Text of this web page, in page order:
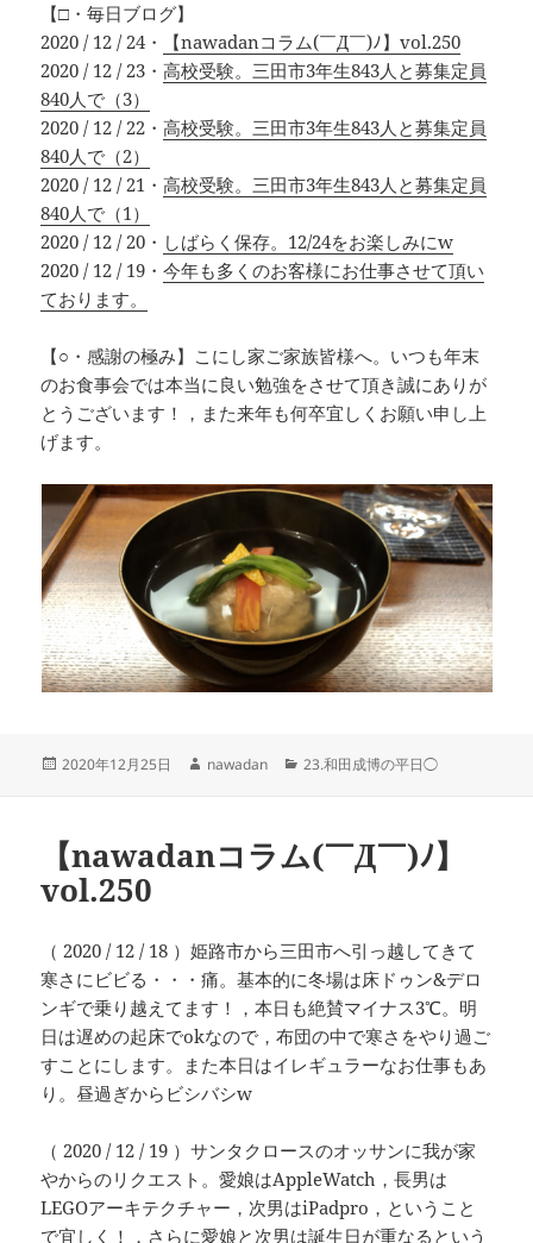
【□・毎日ブログ】
2020 / 12 / 24・
【nawadanコラム(￣Д￣)ﾉ】vol.250
2020 / 12 / 23・高校受験。三田市3年生843人と募集定員
840人で（3）
2020 / 12 / 22・高校受験。三田市3年生843人と募集定員
840人で（2）
2020 / 12 / 21・高校受験。三田市3年生843人と募集定員
840人で（1）
2020 / 12 / 20・ しばらく保存。12/24をお楽しみにw
2020 / 12 / 19・今年も多くのお客様にお仕事させて頂い
ております。
【○・感謝の極み】こにし家ご家族皆様へ。いつも年末
のお食事会では本当に良い勉強をさせて頂き誠にありが
とうございます！，また来年も何卒宜しくお願い申し上
げます。
投
2020年12月25日
作
nawadan
カ
ー
23.和田成博の平日◯
【nawadanコラム(￣Д￣)ﾉ】
vol.250
（ 2020 / 12 / 18 ）姫路市から三田市へ引っ越してきて
寒さにビビる・・・痛。基本的に冬場は床ドゥン&デロ
ンギで乗り越えてます！，本日も絶賛マイナス3℃。明
日は遅めの起床でokなので，布団の中で寒さをやり過ご
すことにします。また本日はイレギュラーなお仕事もあ
り。昼過ぎからビシバシw
（ 2020 / 12 / 19 ）サンタクロースのオッサンに我が家
やからのリクエスト。愛娘はAppleWatch，長男は
LEGOアーキテクチャー，次男はiPadpro，ということ
で宜しく！，さらに愛娘と次男は誕生日が重なるという